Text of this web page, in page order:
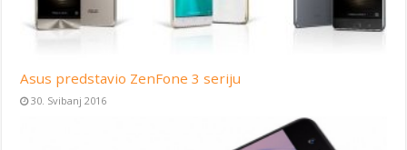
Asus predstavio ZenFone 3 seriju
30. Svibanj 2016